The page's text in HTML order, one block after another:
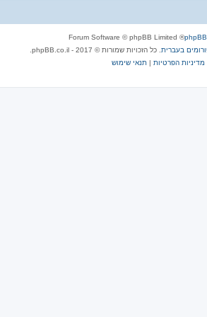
phpBB
® Forum Software © phpBB Limited
. כל הזכויות שמורות © 2017 - phpBB.co.il.
מדיניות הפרטיות | תנאי שימוש